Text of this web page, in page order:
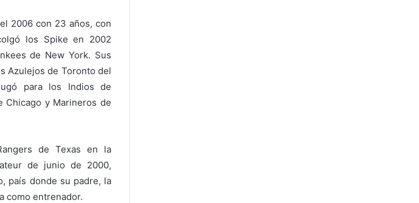
2006 con 23 años, con
los Spike en 2002
de New York. Sus
Azulejos de Toronto del
para los Indios de
Chicago y Marineros de
de Texas en la
de junio de 2000,
país donde su padre, la
como entrenador.